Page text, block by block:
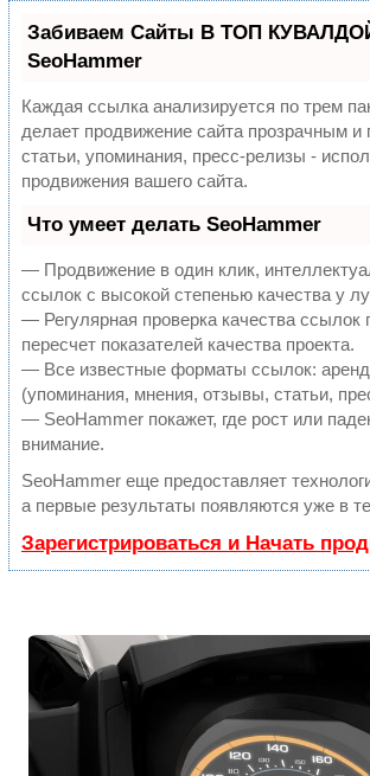
Забиваем Сайты В ТОП
SeoHammer
Каждая ссылка анализируется по трем
делает продвижение сайта прозрачным
статьи, упоминания, пресс-релизы -
продвижения вашего сайта.
Что умеет делать SeoHammer
— Продвижение в один клик,
ссылок с высокой степенью качества у
— Регулярная проверка качества
пересчет показателей качества проекта.
— Все известные форматы ссылок:
(упоминания, мнения, отзывы, статьи,
— SeoHammer покажет, где рост или
внимание.
SeoHammer еще предоставляет
а первые результаты появляются уже в
Зарегистрироваться и Начать